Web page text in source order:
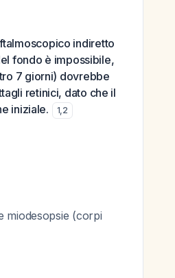
indiretto
fondo è impossibile,
7 giorni) dovrebbe
retinici, dato che il
iniziale.
1,2
miodesopsie (corpi